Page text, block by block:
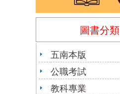
圖書分類
五南本版
公職考試
教科專業